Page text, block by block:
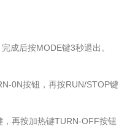
后按MODE键3秒退出。
按钮，再按RUN/STOP键
按加热键TURN-OFF按钮